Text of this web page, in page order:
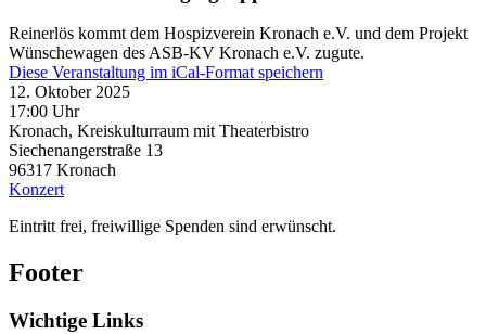
Reinerlös kommt dem Hospizverein Kronach e.V. und dem Projekt
Wünschewagen des ASB-KV Kronach e.V. zugute.
Diese Veranstaltung im iCal-Format speichern
12. Oktober 2025
17:00 Uhr
Kronach, Kreiskulturraum mit Theaterbistro
Siechenangerstraße 13
96317 Kronach
Konzert
Eintritt frei, freiwillige Spenden sind erwünscht.
Footer
Wichtige Links